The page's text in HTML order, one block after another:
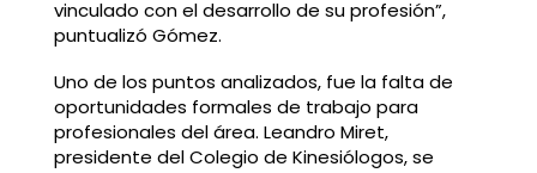
vinculado con el desarrollo de su profesión”,
puntualizó Gómez.
Uno de los puntos analizados, fue la falta de
oportunidades formales de trabajo para
profesionales del área. Leandro Miret,
presidente del Colegio de Kinesiólogos, se